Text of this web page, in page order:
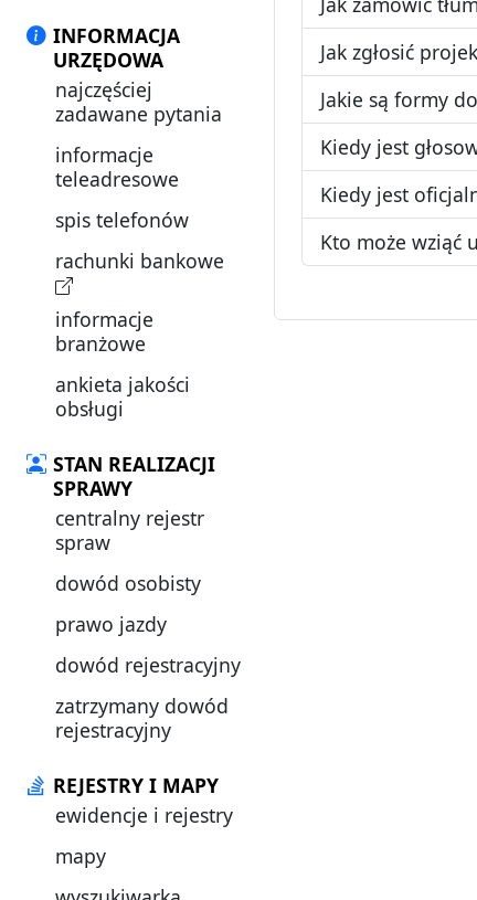
INFORMACJA
URZĘDOWA
najczęściej
zadawane pytania
informacje
teleadresowe
spis telefonów
rachunki bankowe
informacje
branżowe
ankieta jakości
obsługi
STAN REALIZACJI
SPRAWY
centralny rejestr
spraw
dowód osobisty
prawo jazdy
dowód rejestracyjny
zatrzymany dowód
rejestracyjny
REJESTRY I MAPY
ewidencje i rejestry
mapy
Jak zgłosić
Jakie są formy
Kiedy jest
Kiedy jest
Kto może wziąć